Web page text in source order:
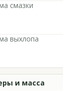
смазки
выхлопа
и масса